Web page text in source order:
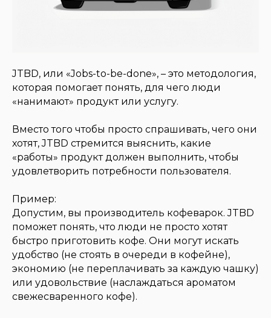
JTBD, или «Jobs-to-be-done», – это методология,
которая помогает понять, для чего люди
«нанимают» продукт или услугу.
Вместо того чтобы просто спрашивать, чего они
хотят, JTBD стремится выяснить, какие
«работы» продукт должен выполнить, чтобы
удовлетворить потребности пользователя.
Пример:
Допустим, вы производитель кофеварок. JTBD
поможет понять, что люди не просто хотят
быстро приготовить кофе. Они могут искать
удобство (не стоять в очереди в кофейне),
экономию (не переплачивать за каждую чашку)
или удовольствие (наслаждаться ароматом
свежесваренного кофе).